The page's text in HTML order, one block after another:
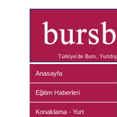
Türkiye'de Burs,
Anasayfa
Eğitim Haberleri
Konaklama - Yurt